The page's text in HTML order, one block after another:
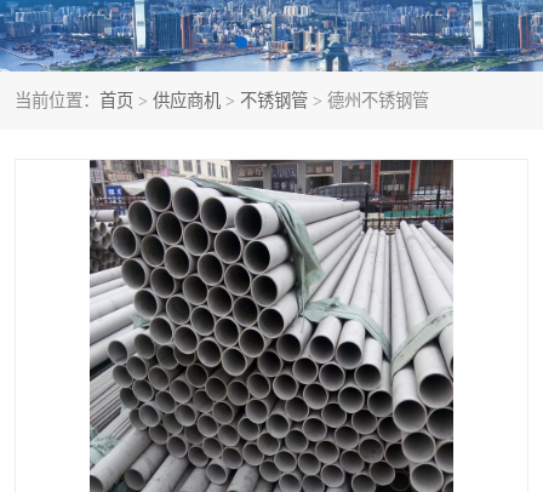
当前位置： 首页 > 供应商机 > 不锈钢管 > 德州不锈钢管
不锈钢人孔 不锈钢亮管
不锈钢角钢 不锈钢加工
不锈钢板 不锈钢工业方管
不锈钢封头 不锈钢法兰
不锈钢阀门 不锈钢槽钢
不锈钢扁钢